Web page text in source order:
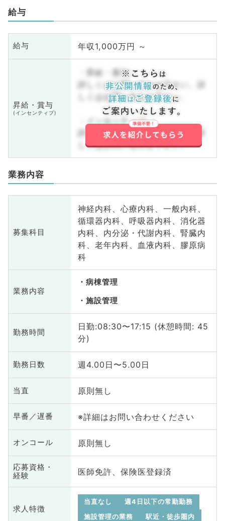
給与
給与 年収1,000万円 ～
昇給・賞与
(インセンティブ)
・昇給・賞与
詳しくはお問い合わせ下さい。詳
しくはお問い合わせ下さい。
・インセンティブ
詳しくはお問い合わせ下さい。詳
しくはお問い合わせ下さい。
業務内容
募集科目
神経内科、心療内科、一般内科、
循環器内科、呼吸器内科、消化器
内科、内分泌・代謝内科、腎臓内
科、老年内科、血液内科、膠原病
科
業務内容
病棟管理
施設管理
勤務時間
日勤:08:30〜17:15 (休憩時間: 45
分)
勤務日数 週4.00日〜5.00日
当直 原則無し
早番／遅番 ※詳細はお問い合わせください
オンコール 原則無し
応募資格・
経験
医師免許、保険医登録済
求人特徴
当直なし
週4日以下の常勤勤務
施設管理の業務
駅近・徒歩圏内